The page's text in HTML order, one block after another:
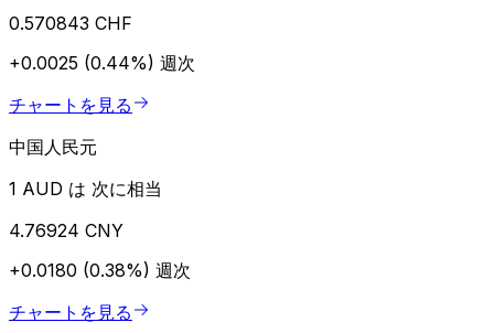
0.570843 CHF
+0.0025 (0.44%) 週次
チャートを見る
中国人民元
1 AUD は 次に相当
4.76924 CNY
+0.0180 (0.38%) 週次
チャートを見る